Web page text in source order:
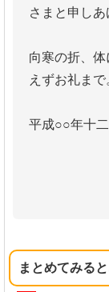
さまと申しあ
向寒の折、体
えずお礼まで
平成○○年十
まとめてみる